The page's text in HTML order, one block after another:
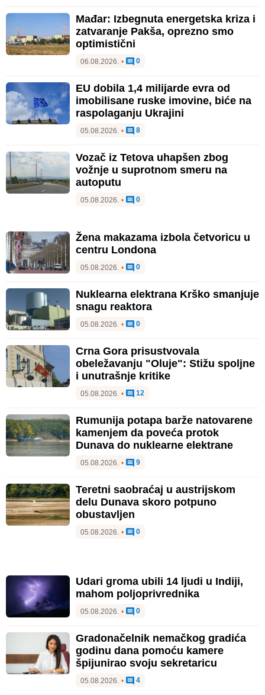
Mađar: Izbegnuta energetska kriza i
zatvaranje Pakša, oprezno smo
optimistični
06.08.2026. • 0
EU dobila 1,4 milijarde evra od
imobilisane ruske imovine, biće na
raspolaganju Ukrajini
05.08.2026. • 8
Vozač iz Tetova uhapšen zbog
vožnje u suprotnom smeru na
autoputu
05.08.2026. • 0
Žena makazama izbola četvoricu u
centru Londona
05.08.2026. • 0
Nuklearna elektrana Krško smanjuje
snagu reaktora
05.08.2026. • 0
Crna Gora prisustvovala
obeležavanju "Oluje": Stižu spoljne
i unutrašnje kritike
05.08.2026. • 12
Rumunija potapa barže natovarene
kamenjem da poveća protok
Dunava do nuklearne elektrane
05.08.2026. • 9
Teretni saobraćaj u austrijskom
delu Dunava skoro potpuno
obustavljen
05.08.2026. • 0
Udari groma ubili 14 ljudi u Indiji,
mahom poljoprivrednika
05.08.2026. • 0
Gradonačelnik nemačkog gradića
godinu dana pomoću kamere
špijunirao svoju sekretaricu
05.08.2026. • 4